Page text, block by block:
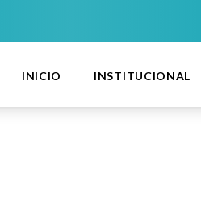
INICIO INSTITUCIONAL